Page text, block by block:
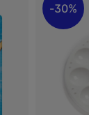
30%